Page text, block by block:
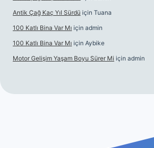
Antik Çağ Kaç Yıl Sürdü için Tuana
100 Katlı Bina Var Mı için admin
100 Katlı Bina Var Mı için Aybike
Motor Gelişim Yaşam Boyu Sürer Mi için admin